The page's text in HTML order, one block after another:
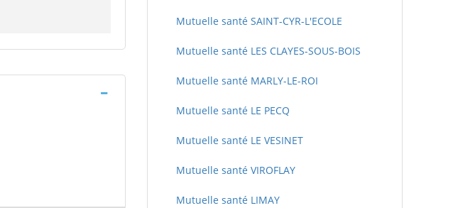
Mutuelle santé SAINT-CYR-L'ECOLE
Mutuelle santé LES CLAYES-SOUS-BOIS
Mutuelle santé MARLY-LE-ROI
Mutuelle santé LE PECQ
Mutuelle santé LE VESINET
Mutuelle santé VIROFLAY
Mutuelle santé LIMAY